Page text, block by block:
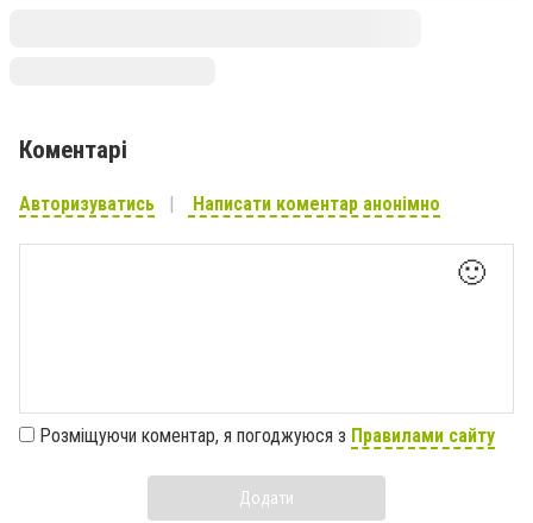
Коментарі
Авторизуватись Написати коментар анонімно
🙂
Розміщуючи коментар, я погоджуюся з Правилами сайту
Додати